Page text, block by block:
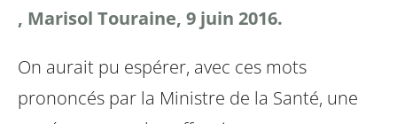
, Marisol Touraine, 9 juin 2016.
On aurait pu espérer, avec ces mots
prononcés par la Ministre de la Santé, une